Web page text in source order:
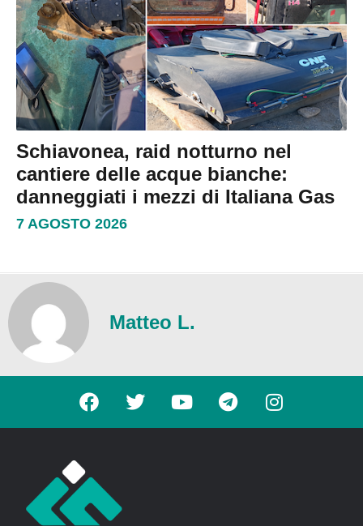
Schiavonea, raid notturno nel
cantiere delle acque bianche:
danneggiati i mezzi di Italiana Gas
7 AGOSTO 2026
Matteo L.